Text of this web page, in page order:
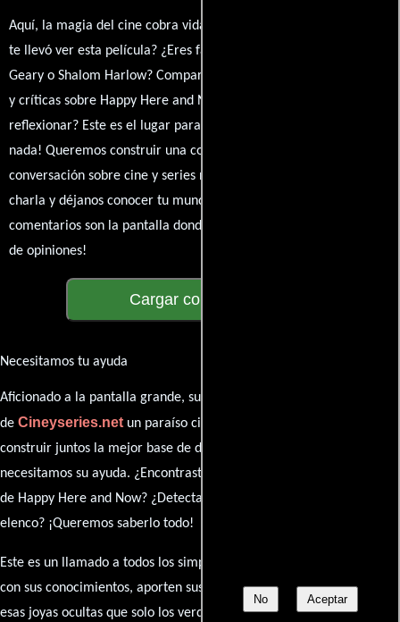
No Aceptar
Aquí, la magia del cine cobra vida a través de tus opiniones. ¿Qué
te llevó ver esta película? ¿Eres fan de Michael Almereyda, Karl
Geary o Shalom Harlow? Comparte tus pensamientos, emociones
y críticas sobre Happy Here and Now. ¿Te hizo reír, llorar o
reflexionar? Este es el lugar para expresarlo. ¡No te guardes
nada! Queremos construir una comunidad apasionada donde la
conversación sobre cine y series nunca se detenga. Únete a la
charla y déjanos conocer tu mundo cinematográfico. ¡Los
comentarios son la pantalla donde se proyecta nuestra diversidad
de opiniones!
Cargar comentarios
Necesitamos tu ayuda
Aficionado a la pantalla grande, su participación es clave para hacer
de Cineyseries.netun paraíso cinéfilo completo. Queremos
construir juntos la mejor base de datos cinematográfica, pero
necesitamos su ayuda. ¿Encontraste algún dato faltante en la ficha
de Happy Here and Now? ¿Detectaste algún error en la sinopsis o el
elenco? ¡Queremos saberlo todo!
Este es un llamado a todos los simpatizantes del cine: contribuyan
con sus conocimientos, aporten sus descubrimientos y compartan
esas joyas ocultas que solo los verdaderos fanáticos conocen. Sus